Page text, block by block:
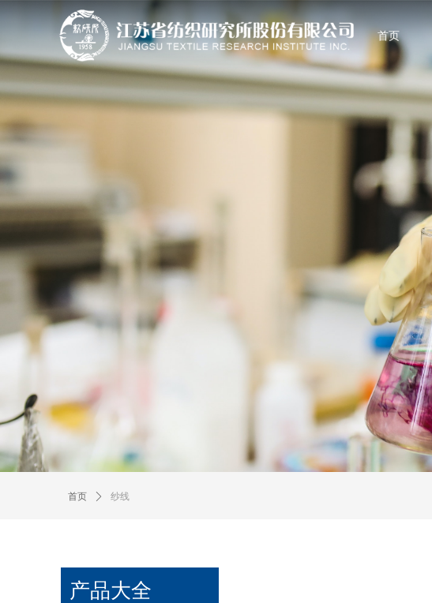
首页
首页 ꄲ 纱线
产品大全